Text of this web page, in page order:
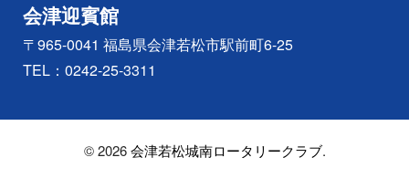
会津迎賓館
〒965-0041 福島県会津若松市駅前町6-25
TEL： 0242-25-3311
© 2026会津若松城南ロータリークラブ.